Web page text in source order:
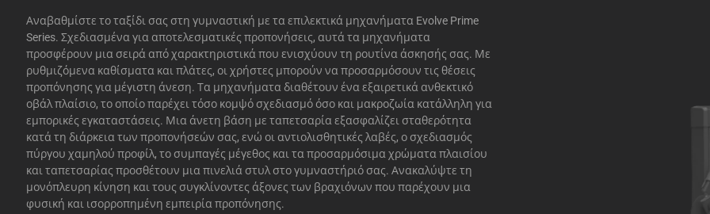
Αναβαθμίστε το ταξίδι σας στη γυμναστική με τα επιλεκτικά μηχανήματα Evolve Prime
Series. Σχεδιασμένα για αποτελεσματικές προπονήσεις, αυτά τα μηχανήματα
προσφέρουν μια σειρά από χαρακτηριστικά που ενισχύουν τη ρουτίνα άσκησής σας. Με
ρυθμιζόμενα καθίσματα και πλάτες, οι χρήστες μπορούν να προσαρμόσουν τις θέσεις
προπόνησης για μέγιστη άνεση. Τα μηχανήματα διαθέτουν ένα εξαιρετικά ανθεκτικό
οβάλ πλαίσιο, το οποίο παρέχει τόσο κομψό σχεδιασμό όσο και μακροζωία κατάλληλη για
εμπορικές εγκαταστάσεις. Μια άνετη βάση με ταπετσαρία εξασφαλίζει σταθερότητα
κατά τη διάρκεια των προπονήσεών σας, ενώ οι αντιολισθητικές λαβές, ο σχεδιασμός
πύργου χαμηλού προφίλ, το συμπαγές μέγεθος και τα προσαρμόσιμα χρώματα πλαισίου
και ταπετσαρίας προσθέτουν μια πινελιά στυλ στο γυμναστήριό σας. Ανακαλύψτε τη
μονόπλευρη κίνηση και τους συγκλίνοντες άξονες των βραχιόνων που παρέχουν μια
φυσική και ισορροπημένη εμπειρία προπόνησης.